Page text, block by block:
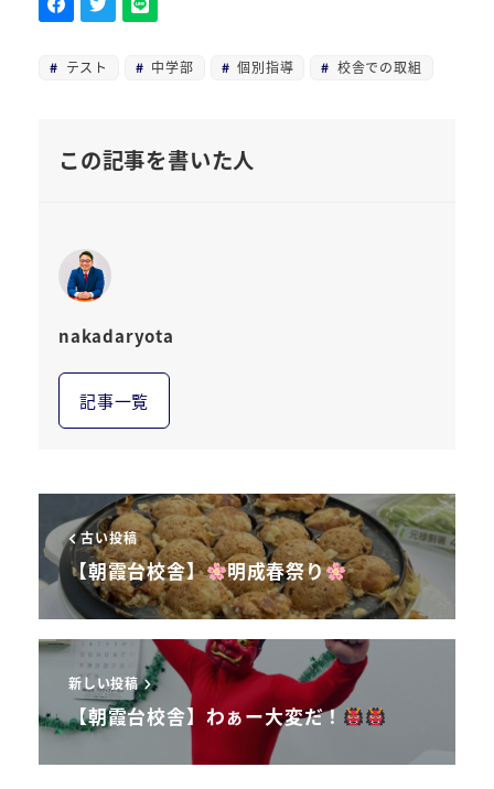
テスト 中学部 個別指導 校舎での取組
この記事を書いた人
nakadaryota
記事一覧
古い投稿
【朝霞台校舎】 明成春祭り
新しい投稿
【朝霞台校舎】わぁー大変だ！